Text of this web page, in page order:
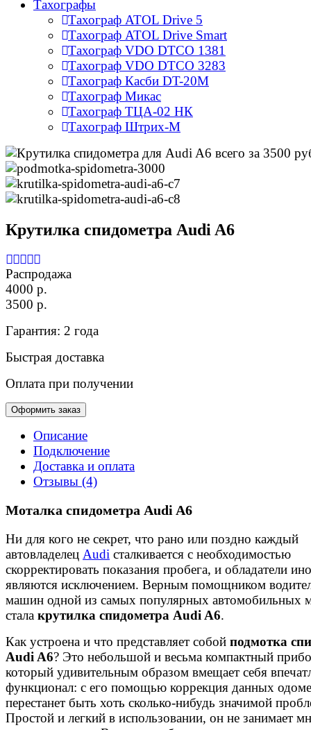
Тахографы
Тахограф ATOL Drive 5
Тахограф ATOL Drive Smart
Тахограф VDO DTCO 1381
Тахограф VDO DTCO 3283
Тахограф Касби DT-20M
Тахограф Микас
Тахограф ТЦА-02 НК
Тахограф Штрих-М
Крутилка спидометра Audi A6
Распродажа
4000 р.
3500 р.
Гарантия: 2 года
Быстрая доставка
Оплата при получении
Оформить заказ
Описание
Подключение
Доставка и оплата
Отзывы (4)
Моталка спидометра Audi A6
Ни для кого не секрет, что рано или поздно каждый
автовладелец Audi сталкивается с необходимостью
скорректировать показания пробега, и обладатели
являются исключением. Верным помощником
машин одной из самых популярных автомобильных
стала крутилка спидометра Audi A6.
Как устроена и что представляет собой подмотка
Audi A6? Это небольшой и весьма компактный
который удивительным образом вмещает себя
функционал: с его помощью коррекция данных
перестанет быть хоть сколько-нибудь значимой
Простой и легкий в использовании, он не занимает